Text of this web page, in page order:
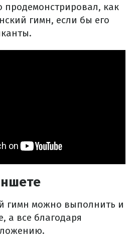
продемонстрировал, как
гимн, если бы его
гимн можно выполнить и
а все благодаря